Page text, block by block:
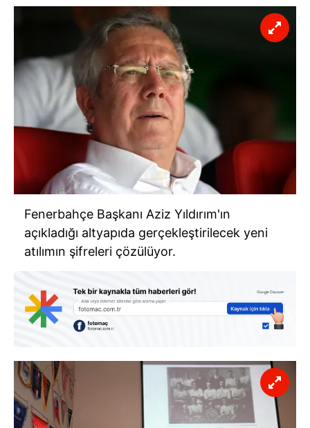
Fenerbahçe Başkanı Aziz Yıldırım'ın
açıkladığı altyapıda gerçekleştirilecek yeni
atılımın şifreleri çözülüyor.